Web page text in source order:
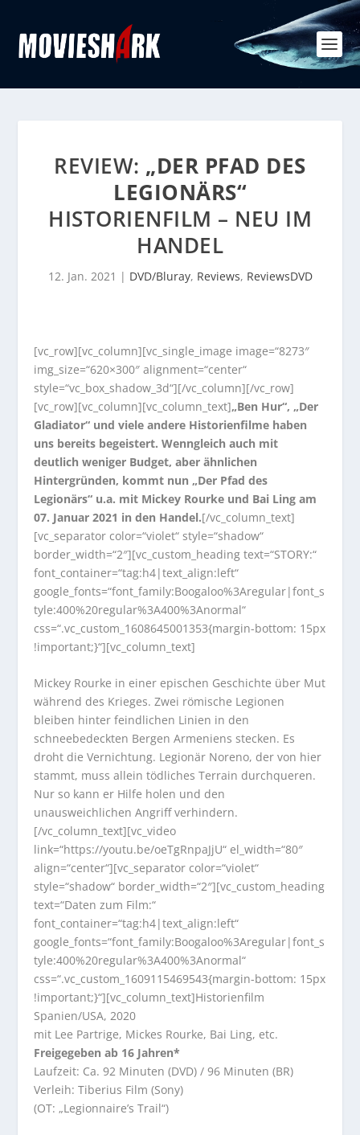
REVIEW: „DER PFAD DES
LEGIONÄRS“
HISTORIENFILM – NEU IM
HANDEL
12. Jan. 2021 | DVD/Bluray, Reviews, ReviewsDVD
[vc_row][vc_column][vc_single_image image=“8273″
img_size=“620×300″ alignment=“center“
style=“vc_box_shadow_3d“][/vc_column][/vc_row]
[vc_row][vc_column][vc_column_text]„Ben Hur“, „Der
Gladiator“ und viele andere Historienfilme haben
uns bereits begeistert. Wenngleich auch mit
deutlich weniger Budget, aber ähnlichen
Hintergründen, kommt nun „Der Pfad des
Legionärs“ u.a. mit Mickey Rourke und Bai Ling am
07. Januar 2021 in den Handel.[/vc_column_text]
[vc_separator color=“violet“ style=“shadow“
border_width=“2″][vc_custom_heading text=“STORY:“
font_container=“tag:h4|text_align:left“
google_fonts=“font_family:Boogaloo%3Aregular|font_s
tyle:400%20regular%3A400%3Anormal“
css=“.vc_custom_1608645001353{margin-bottom: 15px
!important;}“][vc_column_text]
Mickey Rourke in einer epischen Geschichte über Mut
während des Krieges. Zwei römische Legionen
bleiben hinter feindlichen Linien in den
schneebedeckten Bergen Armeniens stecken. Es
droht die Vernichtung. Legionär Noreno, der von hier
stammt, muss allein tödliches Terrain durchqueren.
Nur so kann er Hilfe holen und den
unausweichlichen Angriff verhindern.
[/vc_column_text][vc_video
link=“https://youtu.be/oeTgRnpaJjU“ el_width=“80″
align=“center“][vc_separator color=“violet“
style=“shadow“ border_width=“2″][vc_custom_heading
text=“Daten zum Film:“
font_container=“tag:h4|text_align:left“
google_fonts=“font_family:Boogaloo%3Aregular|font_s
tyle:400%20regular%3A400%3Anormal“
css=“.vc_custom_1609115469543{margin-bottom: 15px
!important;}“][vc_column_text]Historienfilm
Spanien/USA, 2020
mit Lee Partrige, Mickes Rourke, Bai Ling, etc.
Freigegeben ab 16 Jahren*
Laufzeit: Ca. 92 Minuten (DVD) / 96 Minuten (BR)
Verleih: Tiberius Film (Sony)
(OT: „Legionnaire’s Trail“)